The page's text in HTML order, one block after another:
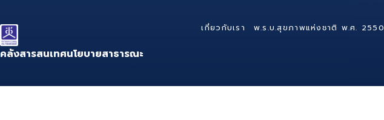
to
content
to
main
navigation
to
footer
คลังสารสนเทศนโยบายสาธารณะ
เกี่ยวกับเรา พ.ร.บ.สุขภาพแห่งชาติ พ.ศ. 2550